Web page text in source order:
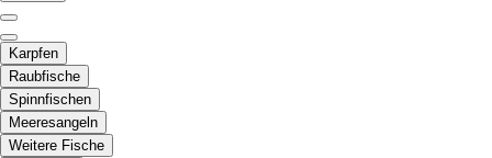
Karpfen
Raubfische
Spinnfischen
Meeresangeln
Weitere Fische